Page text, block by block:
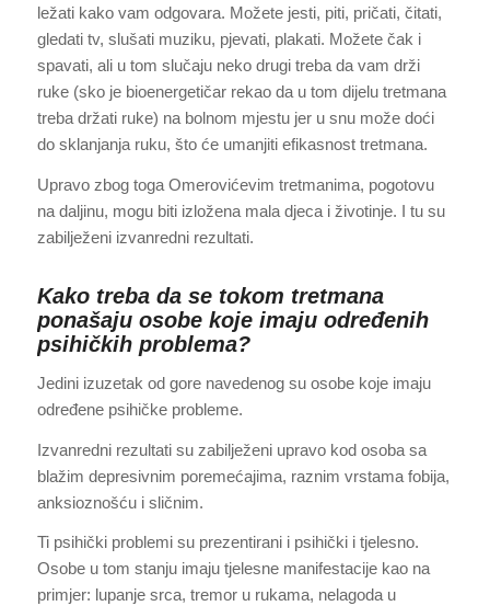
ležati kako vam odgovara. Možete jesti, piti, pričati, čitati,
gledati tv, slušati muziku, pjevati, plakati. Možete čak i
spavati, ali u tom slučaju neko drugi treba da vam drži
ruke (sko je bioenergetičar rekao da u tom dijelu tretmana
treba držati ruke) na bolnom mjestu jer u snu može doći
do sklanjanja ruku, što će umanjiti efikasnost tretmana.
Upravo zbog toga Omerovićevim tretmanima, pogotovu
na daljinu, mogu biti izložena mala djeca i životinje. I tu su
zabilježeni izvanredni rezultati.
Kako treba da se tokom tretmana
ponašaju osobe koje imaju određenih
psihičkih problema?
Jedini izuzetak od gore navedenog su osobe koje imaju
određene psihičke probleme.
Izvanredni rezultati su zabilježeni upravo kod osoba sa
blažim depresivnim poremećajima, raznim vrstama fobija,
anksioznošću i sličnim.
Ti psihički problemi su prezentirani i psihički i tjelesno.
Osobe u tom stanju imaju tjelesne manifestacije kao na
primjer: lupanje srca, tremor u rukama, nelagoda u